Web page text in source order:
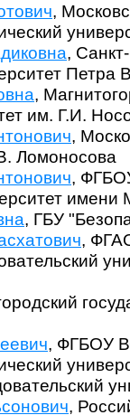
,
,
Петра
,
им. Г.И.
,
Ломоносова
,
, ГБУ
,
, ФГБОУ
,